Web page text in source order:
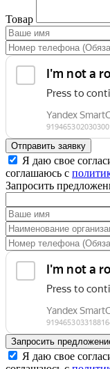
Товар
Отправить заявку
Я даю свое
соглашаюсь с
Запросить
Запросить
Я даю свое